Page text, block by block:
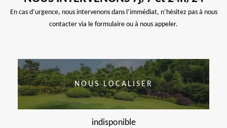
En cas d’urgence, nous intervenons dans l’immédiat, n’hésitez pas à nous
contacter via le formulaire ou à nous appeler.
NOUS LOCALISER
indisponible